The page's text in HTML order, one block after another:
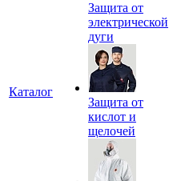
Каталог
Защита от
электрической
дуги
Защита от
кислот и
щелочей